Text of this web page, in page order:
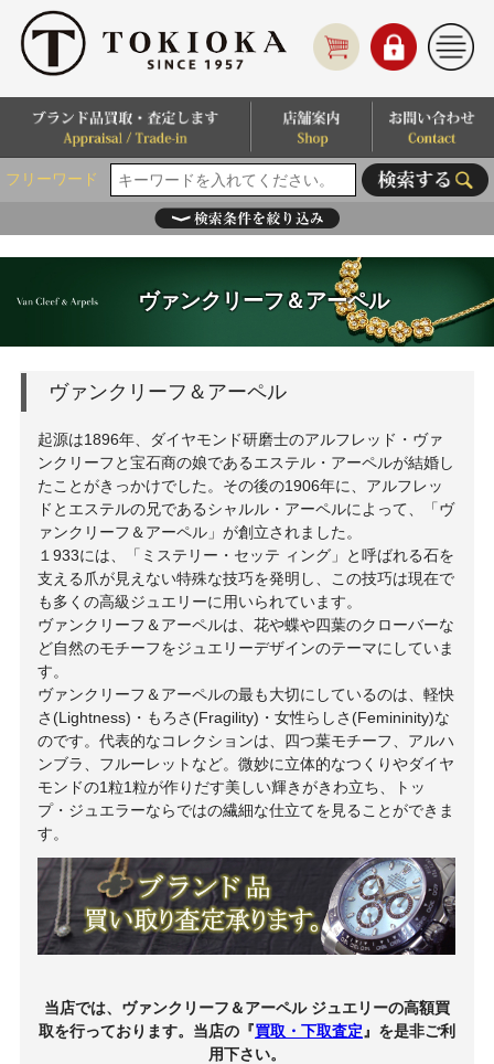
フリーワード
ヴァンクリーフ＆アーペル
ヴァンクリーフ＆アーペル
起源は1896年、ダイヤモンド研磨士のアルフレッド・ヴァ
ンクリーフと宝石商の娘であるエステル・アーペルが結婚し
たことがきっかけでした。その後の1906年に、アルフレッ
ドとエステルの兄であるシャルル・アーペルによって、「ヴ
ァンクリーフ＆アーペル」が創立されました。
１933には、「ミステリー・セッテ ィング」と呼ばれる石を
支える爪が見えない特殊な技巧を発明し、この技巧は現在で
も多くの高級ジュエリーに用いられています。
ヴァンクリーフ＆アーペルは、花や蝶や四葉のクローバーな
ど自然のモチーフをジュエリーデザインのテーマにしていま
す。
ヴァンクリーフ＆アーペルの最も大切にしているのは、軽快
さ(Lightness)・もろさ(Fragility)・女性らしさ(Femininity)な
のです。代表的なコレクションは、四つ葉モチーフ、アルハ
ンブラ、フルーレットなど。微妙に立体的なつくりやダイヤ
モンドの1粒1粒が作りだす美しい輝きがきわ立ち、トッ
プ・ジュエラーならではの繊細な仕立てを見ることができま
す。
当店では、ヴァンクリーフ＆アーペル ジュエリーの高額買
取を行っております。当店の『買取・下取査定 』を是非ご利
用下さい。